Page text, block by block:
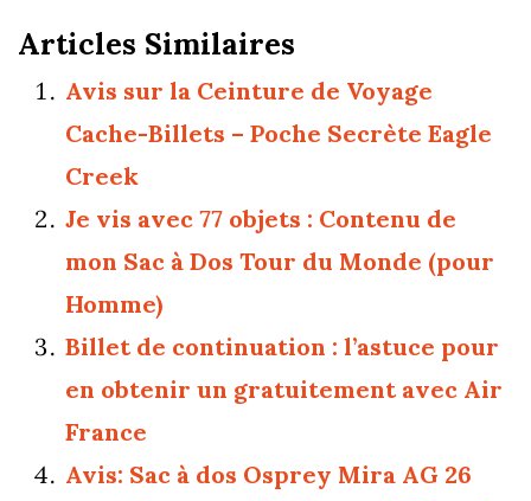
Articles Similaires
Avis sur la Ceinture de Voyage
Cache-Billets – Poche Secrète Eagle
Creek
Je vis avec 77 objets : Contenu de
mon Sac à Dos Tour du Monde (pour
Homme)
Billet de continuation : l’astuce pour
en obtenir un gratuitement avec Air
France
Avis: Sac à dos Osprey Mira AG 26